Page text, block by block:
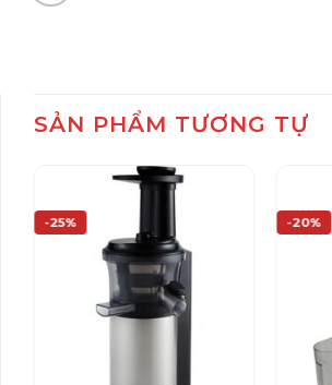
SẢN PHẨM TƯƠNG TỰ
-25% -20%